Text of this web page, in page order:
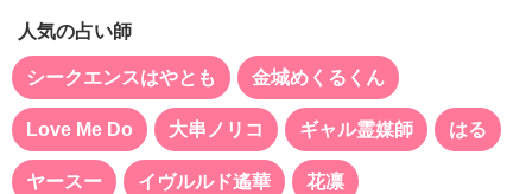
人気の占い師
シークエンスはやとも 金城めくるくん
Love Me Do 大串ノリコ ギャル霊媒師 はる
ヤースー イヴルルド遙華 花凛